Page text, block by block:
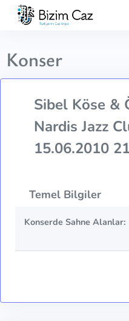
Konser
Sibel Köse &
Nardis Jazz
15.06.2010
Temel Bilgiler
Konserde Sahne Alanlar: